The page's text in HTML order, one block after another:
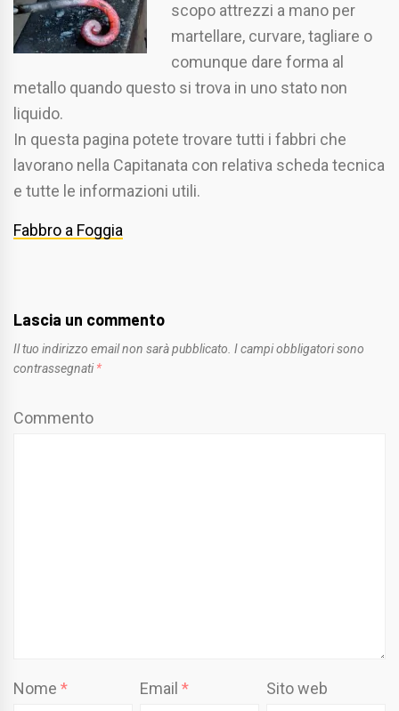
scopo attrezzi a mano per
martellare, curvare, tagliare o
comunque dare forma al
metallo quando questo si trova in uno stato non
liquido.
In questa pagina potete trovare tutti i fabbri che
lavorano nella Capitanata con relativa scheda tecnica
e tutte le informazioni utili.
Fabbro a Foggia
Lascia un commento
Il tuo indirizzo email non sarà pubblicato. I campi obbligatori sono
contrassegnati *
Commento
Nome * Email* Sito web